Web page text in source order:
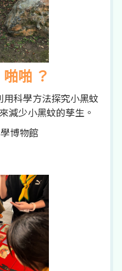
啪 ？
科學方法探究小黑蚊
減少小黑蚊的孳生。
博物館